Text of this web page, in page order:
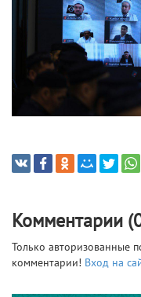
Комментарии
Только авторизованные
комментарии! Вход на